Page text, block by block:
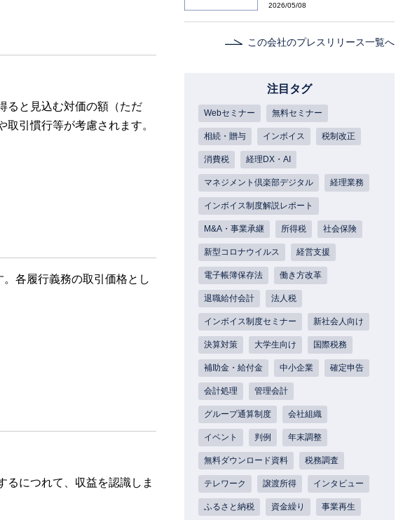
ると見込む対価の額（ただ
引慣行等が考慮されます。
各履行義務の取引価格とし
るにつれて、収益を認識しま
2026/05/08
この会社のプレスリリース一覧へ
注目タグ
Webセミナー 無料セミナー
相続・贈与 インボイス 税制改正
消費税 経理DX・AI
マネジメント倶楽部デジタル 経理業務
インボイス制度解説レポート
M&A・事業承継 所得税 社会保険
新型コロナウイルス 経営支援
電子帳簿保存法 働き方改革
退職給付会計 法人税
インボイス制度セミナー 新社会人向け
決算対策 大学生向け 国際税務
補助金・給付金 中小企業 確定申告
会計処理 管理会計
グループ通算制度 会社組織
イベント 判例 年末調整
無料ダウンロード資料 税務調査
テレワーク 譲渡所得 インタビュー
ふるさと納税 資金繰り 事業再生